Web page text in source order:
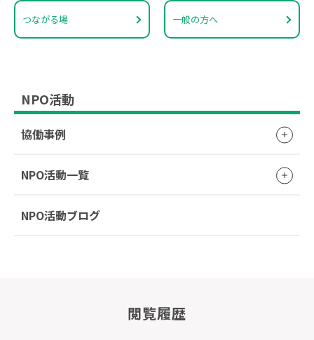
つながる場 一般の方へ
NPO活動
協働事例
NPO活動一覧
NPO活動ブログ
閲覧履歴